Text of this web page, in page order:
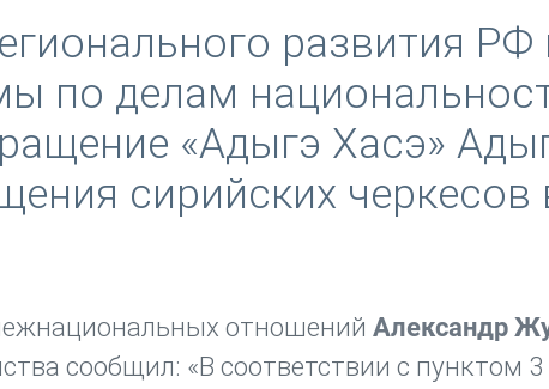
развития РФ
по делам
«Адыгэ Хасэ»
сирийских
отношений Александр
сообщил: «В соответствии с пунктом